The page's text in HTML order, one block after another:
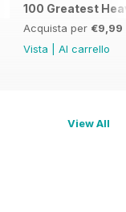
100 Greatest
Acquista per €9,99
Vista
Al carrello
View All